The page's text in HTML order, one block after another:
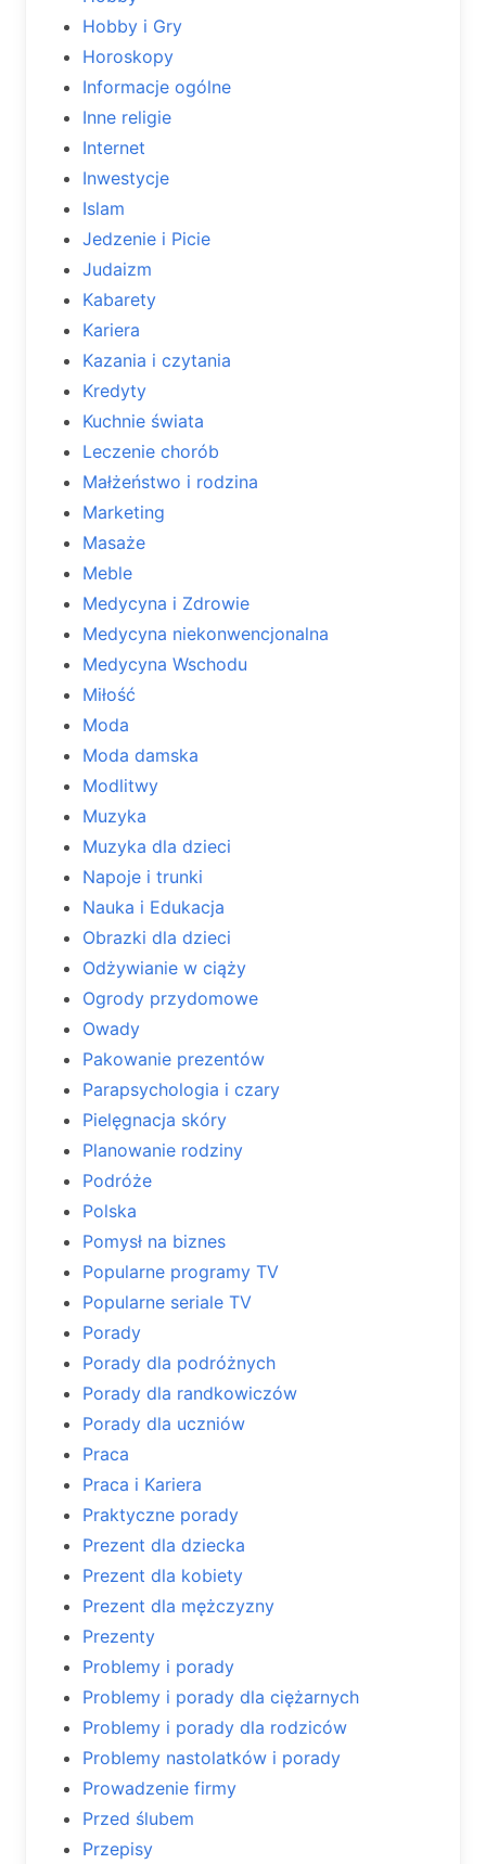
Hobby i Gry
Horoskopy
Informacje ogólne
Inne religie
Internet
Inwestycje
Islam
Jedzenie i Picie
Judaizm
Kabarety
Kariera
Kazania i czytania
Kredyty
Kuchnie świata
Leczenie chorób
Małżeństwo i rodzina
Marketing
Masaże
Meble
Medycyna i Zdrowie
Medycyna niekonwencjonalna
Medycyna Wschodu
Miłość
Moda
Moda damska
Modlitwy
Muzyka
Muzyka dla dzieci
Napoje i trunki
Nauka i Edukacja
Obrazki dla dzieci
Odżywianie w ciąży
Ogrody przydomowe
Owady
Pakowanie prezentów
Parapsychologia i czary
Pielęgnacja skóry
Planowanie rodziny
Podróże
Polska
Pomysł na biznes
Popularne programy TV
Popularne seriale TV
Porady
Porady dla podróżnych
Porady dla randkowiczów
Porady dla uczniów
Praca
Praca i Kariera
Praktyczne porady
Prezent dla dziecka
Prezent dla kobiety
Prezent dla mężczyzny
Prezenty
Problemy i porady
Problemy i porady dla ciężarnych
Problemy i porady dla rodziców
Problemy nastolatków i porady
Prowadzenie firmy
Przed ślubem
Przepisy